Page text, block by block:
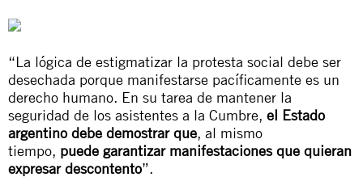
“La lógica de estigmatizar la protesta social debe ser
desechada porque manifestarse pacíficamente es un
derecho humano. En su tarea de mantener la
seguridad de los asistentes a la Cumbre, el Estado
argentino debe demostrar que, al mismo
tiempo, puede garantizar manifestaciones que quieran
expresar descontento”.